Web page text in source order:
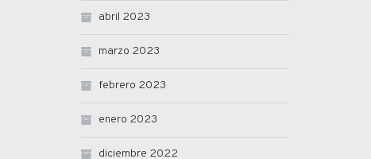
abril 2023
marzo 2023
febrero 2023
enero 2023
diciembre 2022